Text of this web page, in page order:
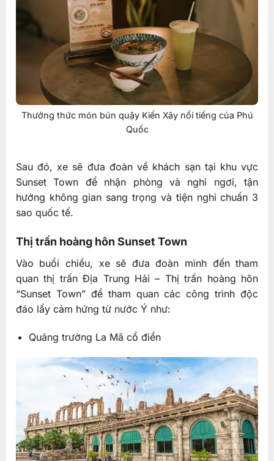
Thưởng thức món bún quậy Kiến Xây nổi tiếng của Phú
Quốc
Sau đó, xe sẽ đưa đoàn về khách sạn tại khu vực
Sunset Town để nhận phòng và nghỉ ngơi, tận
hưởng không gian sang trọng và tiện nghi chuẩn 3
sao quốc tế.
Thị trấn hoàng hôn Sunset Town
Vào buổi chiều, xe sẽ đưa đoàn mình đến tham
quan thị trấn Địa Trung Hải – Thị trấn hoàng hôn
“Sunset Town” để tham quan các công trình độc
đáo lấy cảm hứng từ nước Ý như:
Quảng trường La Mã cổ điển